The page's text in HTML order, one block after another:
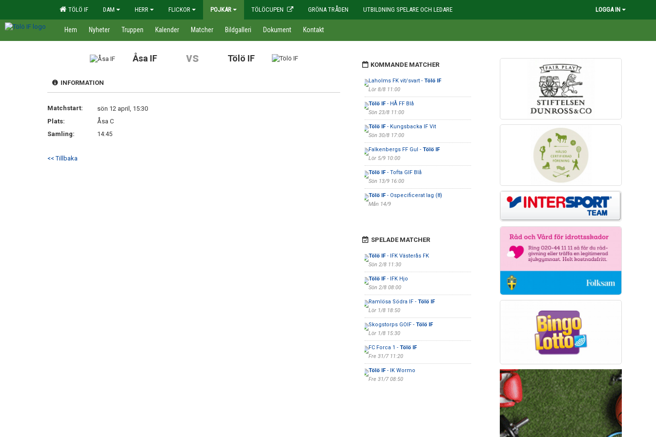
TÖLÖ IF DAM HERR FLICKOR POJKAR TÖLÖCUPEN GRÖNA TRÅDEN UTBILDNING SPELARE OCH LEDARE LOGGA IN
Hem Nyheter Truppen Kalender Matcher Bildgalleri Dokument Kontakt
Åsa IF vs Tölö IF
INFORMATION
Matchstart:
sön 12 april, 15:30
Plats:
Åsa C
Samling:
14:45
<< Tillbaka
KOMMANDE MATCHER
Laholms FK vit/svart - Tölö IF
Lör 8/8 11:00
Tölö IF- HÅ FF Blå
Sön 23/8 11:00
Tölö IF- Kungsbacka IF Vit
Sön 30/8 17:00
Falkenbergs FF Gul - Tölö IF
Lör 5/9 10:00
Tölö IF- Tofta GIF Blå
Sön 13/9 16:00
Tölö IF- Ospecificerat lag (8)
Mån 14/9
SPELADE MATCHER
Tölö IF- IFK Västerås FK
Sön 2/8 11:30
Tölö IF- IFK Hjo
Sön 2/8 08:00
Ramlösa Södra IF - Tölö IF
Lör 1/8 18:50
Skogstorps GOIF - Tölö IF
Lör 1/8 15:30
FC Forca 1 - Tölö IF
Fre 31/7 11:20
Tölö IF- IK Wormo
Fre 31/7 08:50